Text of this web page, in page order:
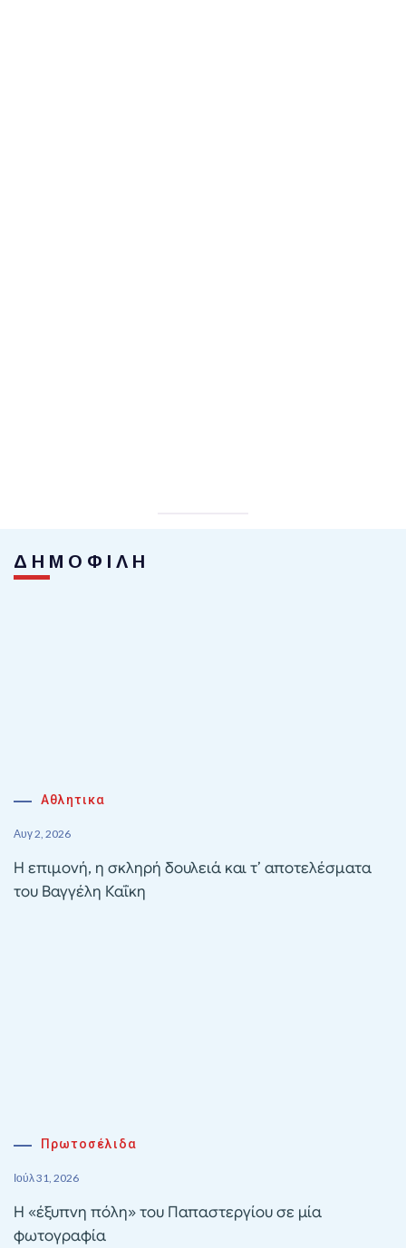
ΔΗΜΟΦΙΛΗ
Αθλητικα
Αυγ 2, 2026
Η επιμονή, η σκληρή δουλειά και τ’ αποτελέσματα
του Βαγγέλη Καΐκη
Πρωτοσέλιδα
Ιούλ 31, 2026
Η «έξυπνη πόλη» του Παπαστεργίου σε μία
φωτογραφία